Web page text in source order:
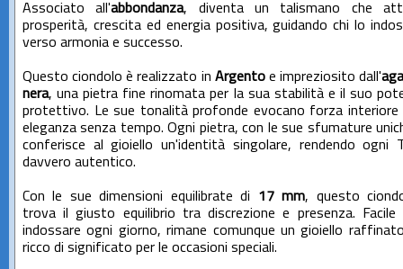
Associato all'abbondanza, diventa un talismano che
prosperità, crescita ed energia positiva, guidando chi lo
verso armonia e successo.
Questo ciondolo è realizzato in Argentoe impreziosito dall'
nera, una pietra fine rinomata per la sua stabilità e il suo
protettivo. Le sue tonalità profonde evocano forza interiore
eleganza senza tempo. Ogni pietra, con le sue sfumature
conferisce al gioiello un'identità singolare, rendendo ogni
davvero autentico.
Con le sue dimensioni equilibrate di 17 mm, questo
trova il giusto equilibrio tra discrezione e presenza. Facile
indossare ogni giorno, rimane comunque un gioiello
ricco di significato per le occasioni speciali.